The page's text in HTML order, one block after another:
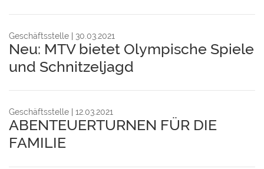
Geschäftsstelle 30.03.2021
Neu: MTV bietet Olympische Spiele
und Schnitzeljagd
Geschäftsstelle 12.03.2021
ABENTEUERTURNEN FÜR DIE
FAMILIE